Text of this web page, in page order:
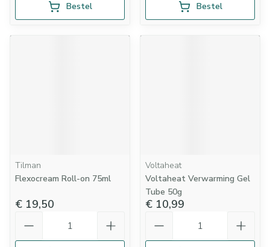
Bestel Bestel
Tilman
Flexocream Roll-on 75ml
€ 19,50
Voltaheat
Voltaheat Verwarming Gel
Tube 50g
€ 10,99